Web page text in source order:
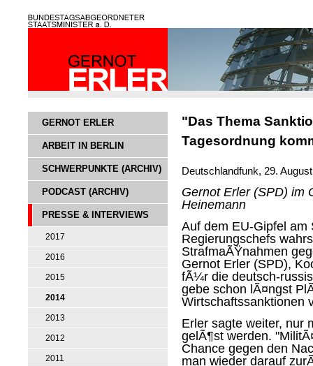
GERNOT ERLER
ARBEIT IN BERLIN
SCHWERPUNKTE (ARCHIV)
PODCAST (ARCHIV)
PRESSE & INTERVIEWS
2017
2016
2015
2014
2013
2012
2011
"Das Thema
Tagesordnung
Deutschlandfunk, 29.
Gernot Erler (SPD) im
Heinemann
Auf dem EU-Gipfel am
Regierungschefs
StrafmaÃŸnahmen
Gernot Erler (SPD),
fÃ¼r die deutsch-
gebe schon lÃ¤ngst
Wirtschaftssanktionen
Erler sagte weiter, nur
gelÃ¶st werden.
Chance gegen den
man wieder darauf